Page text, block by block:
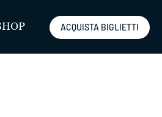
ACQUISTA BIGLIETTI